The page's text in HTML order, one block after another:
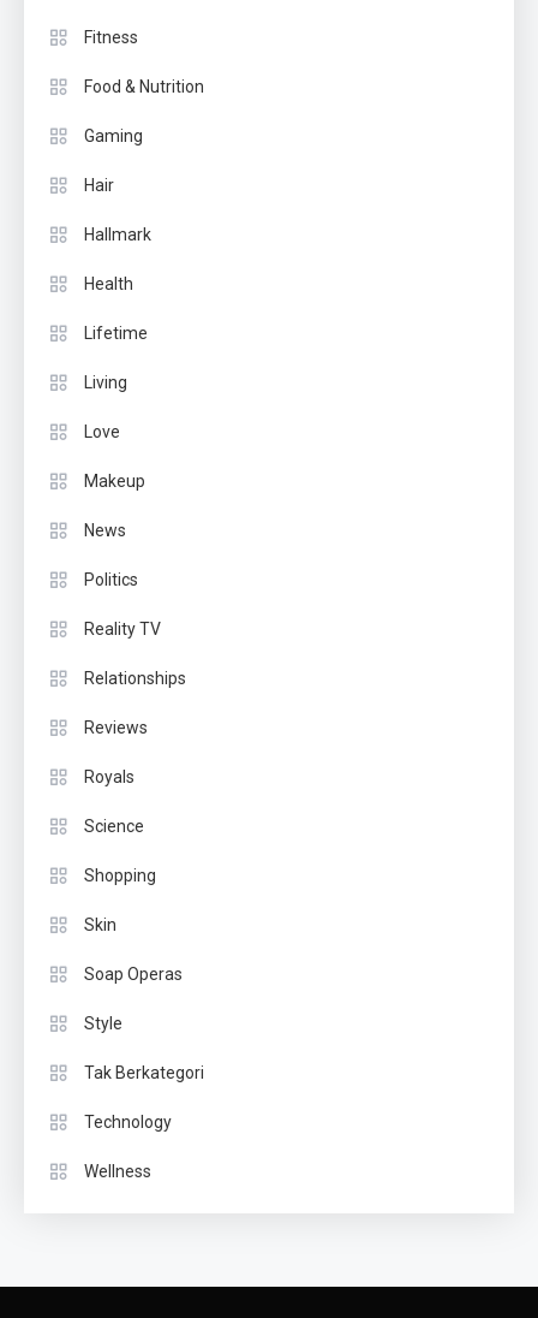
Fitness
Food & Nutrition
Gaming
Hair
Hallmark
Health
Lifetime
Living
Love
Makeup
News
Politics
Reality TV
Relationships
Reviews
Royals
Science
Shopping
Skin
Soap Operas
Style
Tak Berkategori
Technology
Wellness